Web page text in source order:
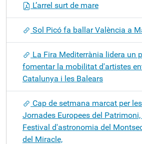
L’arrel surt de mare
Sol Picó fa ballar València a
La Fira Mediterrània lidera un
fomentar la mobilitat d'artistes
Catalunya i les Balears
Cap de setmana marcat per
Jornades Europees del
Festival d'astronomia del
del Miracle,